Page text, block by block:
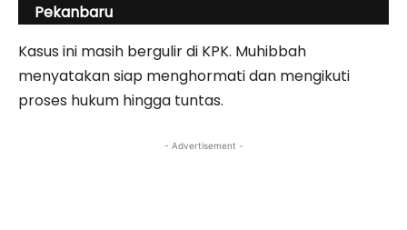
Pekanbaru
Kasus ini masih bergulir di KPK. Muhibbah
menyatakan siap menghormati dan mengikuti
proses hukum hingga tuntas.
- Advertisement -